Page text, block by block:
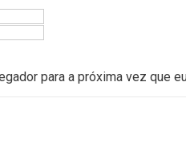
para a próxima vez que